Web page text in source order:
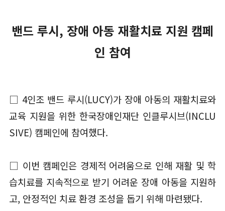
밴드 루시, 장애 아동 재활치료 지원 캠페
인 참여
□ 4인조 밴드 루시(LUCY)가 장애 아동의 재활치료와
교육 지원을 위한 한국장애인재단 인클루시브(INCLU
SIVE) 캠페인에 참여했다.
□ 이번 캠페인은 경제적 어려움으로 인해 재활 및 학
습치료를 지속적으로 받기 어려운 장애 아동을 지원하
고, 안정적인 치료 환경 조성을 돕기 위해 마련됐다.